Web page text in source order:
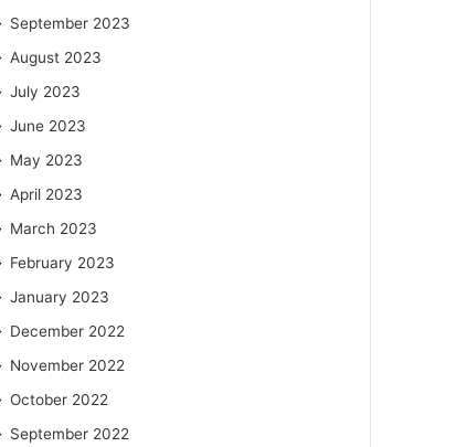
September 2023
August 2023
July 2023
June 2023
May 2023
April 2023
March 2023
February 2023
January 2023
December 2022
November 2022
October 2022
September 2022